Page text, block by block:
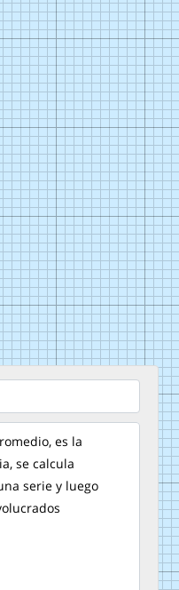
es la
se calcula
serie y luego